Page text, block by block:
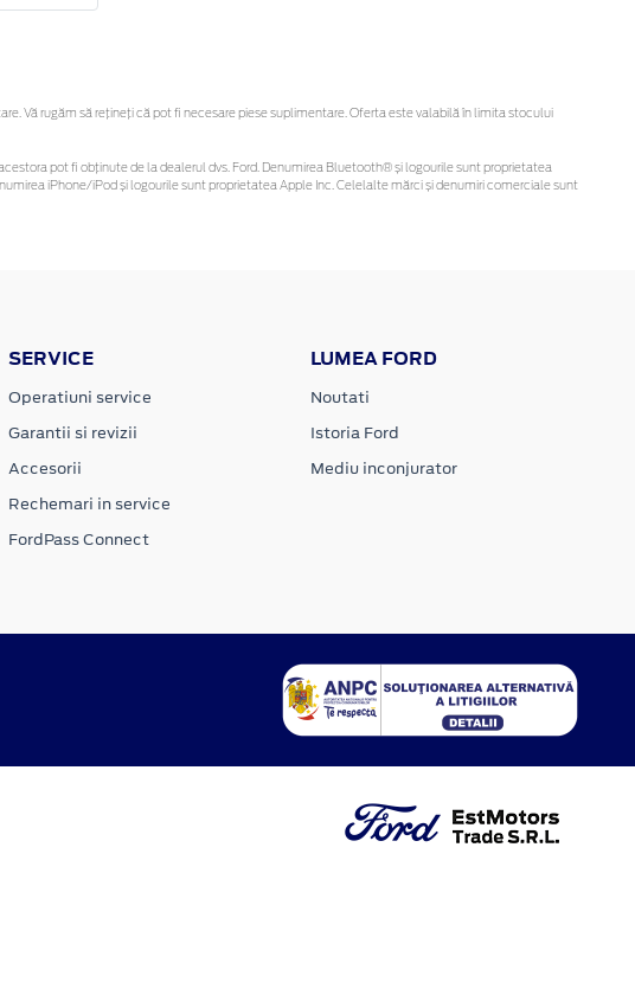
Vă rugăm să rețineți că pot fi necesare piese suplimentare. Oferta este valabilă în limita stocului
pot fi obținute de la dealerul dvs. Ford. Denumirea Bluetooth® și logourile sunt proprietatea
iPhone/iPod și logourile sunt proprietatea Apple Inc. Celelalte mărci și denumiri comerciale sunt
SERVICE
Operatiuni service
Garantii si revizii
Accesorii
Rechemari in service
FordPass Connect
LUMEA FORD
Noutati
Istoria Ford
Mediu inconjurator